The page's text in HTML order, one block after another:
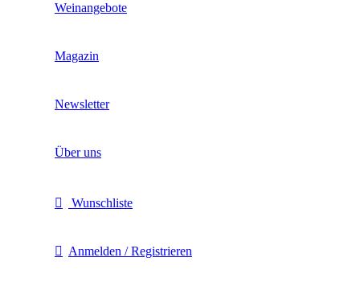
Weinangebote
Magazin
Newsletter
Über uns
Wunschliste
Anmelden / Registrieren